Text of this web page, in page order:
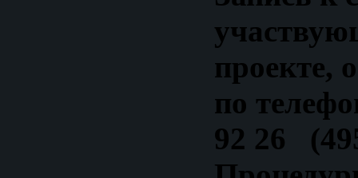
проекте,
по
92 26